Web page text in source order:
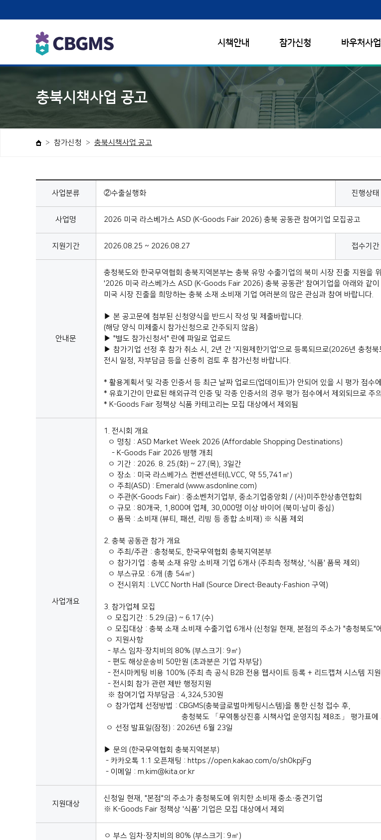
시책안내 참가신청 바우처사업
충북시책사업 공고
참가신청 충북시책사업 공고
사업분류 ②수출실행화 진행상태
사업명 2026 미국 라스베가스 ASD (K-Goods Fair 2026) 충북 공동관 참여기업 모집공고
지원기간 2026.08.25 ~ 2026.08.27 접수기간
안내문
충청북도와 한국무역협회 충북지역본부는 충북 유망 수출기업의 북미 시장 진출 지원을
'2026 미국 라스베가스 ASD (K-Goods Fair 2026) 충북 공동관' 참여기업을 아래와 같이
미국 시장 진출을 희망하는 충북 소재 소비재 기업 여러분의 많은 관심과 참여 바랍니다.
▶ 본 공고문에 첨부된 신청양식을 반드시 작성 및 제출바랍니다.
(해당 양식 미제출시 참가신청으로 간주되지 않음)
▶ "별도 참가신청서" 란에 파일로 업로드
▶ 참가기업 선정 후 참가 취소 시, 2년 간 '지원제한기업'으로 등록되므로(2026년 충청
전시 일정, 자부담금 등을 신중히 검토 후 참가신청 바랍니다.
* 활용계획서 및 각종 인증서 등 최근 날짜 업로드(업데이트)가 안되어 있을 시 평가 점수
* 유효기간이 만료된 해외규격 인증 및 각종 인증서의 경우 평가 점수에서 제외되므로 주
* K-Goods Fair 정책상 식품 카테고리는 모집 대상에서 제외됨
사업개요
1. 전시회 개요
ㅇ 명칭 : ASD Market Week 2026 (Affordable Shopping Destinations)
- K-Goods Fair 2026 병행 개최
ㅇ 기간 : 2026. 8. 25.(화) ~ 27.(목), 3일간
ㅇ 장소 : 미국 라스베가스 컨벤션센터(LVCC, 약 55,741㎡)
ㅇ 주최(ASD) : Emerald (www.asdonline.com)
ㅇ 주관(K-Goods Fair) : 중소벤처기업부, 중소기업중앙회 / (사)미주한상총연합회
ㅇ 규모 : 80개국, 1,800여 업체, 30,000명 이상 바이어 (북미·남미 중심)
ㅇ 품목 : 소비재 (뷰티, 패션, 리빙 등 종합 소비재) ※ 식품 제외
2. 충북 공동관 참가 개요
ㅇ 주최/주관 : 충청북도, 한국무역협회 충북지역본부
ㅇ 참가기업 : 충북 소재 유망 소비재 기업 6개사 (주최측 정책상, '식품' 품목 제외)
ㅇ 부스규모 : 6개 (총 54㎡)
ㅇ 전시위치 : LVCC North Hall (Source Direct·Beauty·Fashion 구역)
3. 참가업체 모집
ㅇ 모집기간 : 5.29.(금) ~ 6.17.(수)
ㅇ 모집대상 : 충북 소재 소비재 수출기업 6개사 (신청일 현재, 본점의 주소가 "충청북도"
ㅇ 지원사항
- 부스 임차·장치비의 80% (부스크기: 9㎡)
- 편도 해상운송비 50만원 (초과분은 기업 자부담)
- 전시마케팅 비용 100% (주최 측 공식 B2B 전용 웹사이트 등록 + 리드캡쳐 시스템 지
- 전시회 참가 관련 제반 행정지원
※ 참여기업 자부담금 : 4,324,530원
ㅇ 참가업체 선정방법 : CBGMS(충북글로벌마케팅시스템)을 통한 신청 접수 후,
충청북도 「무역통상진흥 시책사업 운영지침 제8조」 평가표에 의
ㅇ 선정 발표일(잠정) : 2026년 6월 23일
▶ 문의 (한국무역협회 충북지역본부)
- 카카오톡 1:1 오픈채팅 : https://open.kakao.com/o/shOkpjFg
- 이메일 : m.kim@kita.or.kr
지원대상
신청일 현재, "본점"의 주소가 충청북도에 위치한 소비재 중소·중견기업
※ K-Goods Fair 정책상 '식품' 기업은 모집 대상에서 제외
ㅇ 부스 임차·장치비의 80% (부스크기: 9㎡)